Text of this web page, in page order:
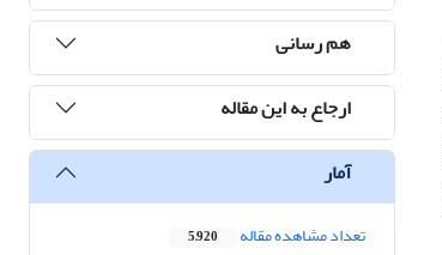
هم رسانی
ارجاع به این مقاله
آمار
تعداد مشاهده مقاله 5,920